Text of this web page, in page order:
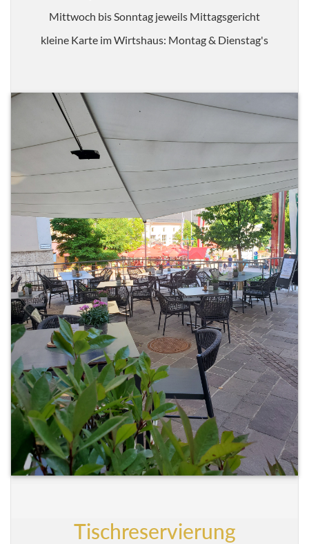
Mittwoch bis Sonntag jeweils Mittagsgericht
kleine Karte im Wirtshaus: Montag & Dienstag's
Tischreservierung